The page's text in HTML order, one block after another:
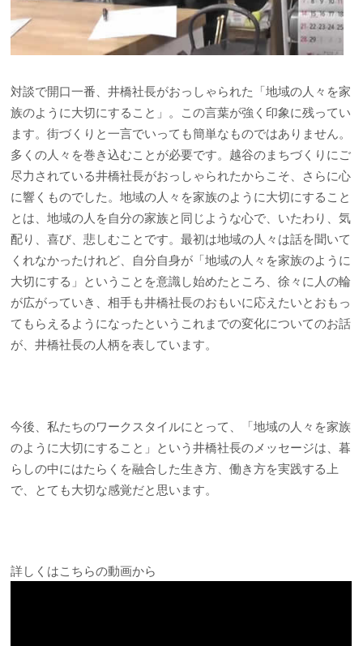
対談で開口一番、井橋社長がおっしゃられた「地域の人々を家
族のように大切にすること」。この言葉が強く印象に残ってい
ます。街づくりと一言でいっても簡単なものではありません。
多くの人々を巻き込むことが必要です。越谷のまちづくりにご
尽力されている井橋社長がおっしゃられたからこそ、さらに心
に響くものでした。地域の人々を家族のように大切にすること
とは、地域の人を自分の家族と同じような心で、いたわり、気
配り、喜び、悲しむことです。最初は地域の人々は話を聞いて
くれなかったけれど、自分自身が「地域の人々を家族のように
大切にする」ということを意識し始めたところ、徐々に人の輪
が広がっていき、相手も井橋社長のおもいに応えたいとおもっ
てもらえるようになったというこれまでの変化についてのお話
が、井橋社長の人柄を表しています。
今後、私たちのワークスタイルにとって、「地域の人々を家族
のように大切にすること」という井橋社長のメッセージは、暮
らしの中にはたらくを融合した生き方、働き方を実践する上
で、とても大切な感覚だと思います。
詳しくはこちらの動画から